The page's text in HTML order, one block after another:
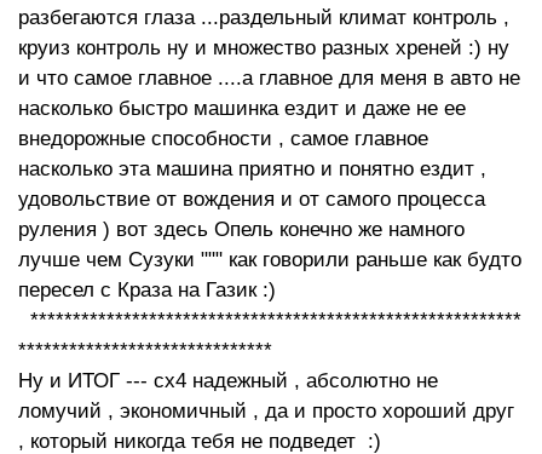
разбегаются глаза ...раздельный климат контроль ,
круиз контроль ну и множество разных хреней :) ну
и что самое главное ....а главное для меня в авто не
насколько быстро машинка ездит и даже не ее
внедорожные способности , самое главное
насколько эта машина приятно и понятно ездит ,
удовольствие от вождения и от самого процесса
руления ) вот здесь Опель конечно же намного
лучше чем Сузуки """ как говорили раньше как будто
пересел с Краза на Газик :)
**********************************************************
******************************
Ну и ИТОГ --- сх4 надежный , абсолютно не
ломучий , экономичный , да и просто хороший друг
, который никогда тебя не подведет :)